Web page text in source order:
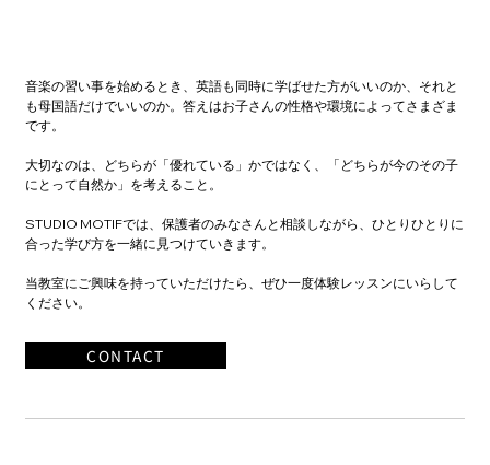
音楽の習い事を始めるとき、英語も同時に学ばせた方がいいのか、それと
も母国語だけでいいのか。答えはお子さんの性格や環境によってさまざま
です。
大切なのは、どちらが「優れている」かではなく、「どちらが今のその子
にとって自然か」を考えること。
STUDIO MOTIFでは、保護者のみなさんと相談しながら、ひとりひとりに
合った学び方を一緒に見つけていきます。
当教室にご興味を持っていただけたら、ぜひ一度体験レッスンにいらして
ください。
CONTACT